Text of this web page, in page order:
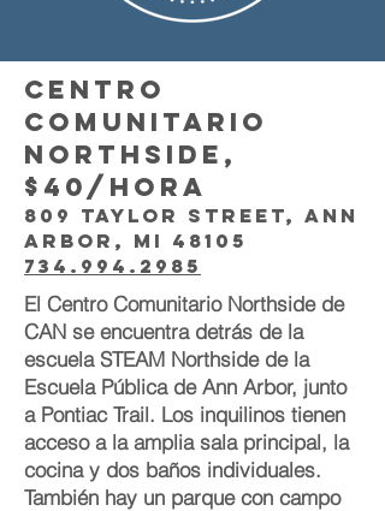
Centro
comunitario
Northside,
$40/hora
809 Taylor Street, Ann
Arbor, MI 48105
734.994.2985
El Centro Comunitario Northside de
CAN se encuentra detrás de la
escuela STEAM Northside de la
Escuela Pública de Ann Arbor, junto
a Pontiac Trail. Los inquilinos tienen
acceso a la amplia sala principal, la
cocina y dos baños individuales.
También hay un parque con campo